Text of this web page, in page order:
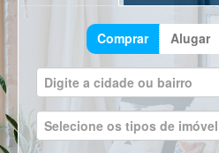
Comprar Alugar